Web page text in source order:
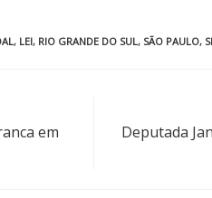
, LEI, RIO GRANDE DO SUL, SÃO PAULO,
em
Deputada